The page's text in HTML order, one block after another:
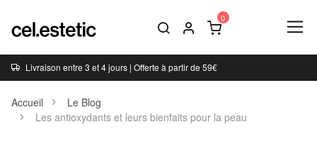
Livraison entre 3 et 4 jours | Offerte à partir de 59€
Accueil
Le Blog
Les antioxydants et leurs bienfaits pour la peau